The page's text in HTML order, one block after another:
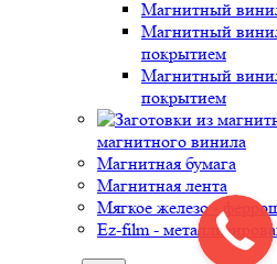
Магнитный
Магнитный
покрытием
Магнитный
покрытием
магнитного винила
Магнитная бумага
Магнитная лента
Мягкое железо -
Ez-film -